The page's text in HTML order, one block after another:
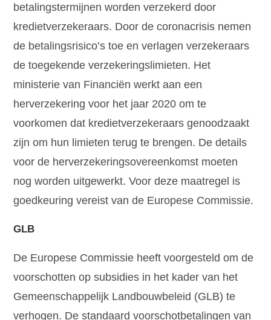
betalingstermijnen worden verzekerd door
kredietverzekeraars. Door de coronacrisis nemen
de betalingsrisico’s toe en verlagen verzekeraars
de toegekende verzekeringslimieten. Het
ministerie van Financiën werkt aan een
herverzekering voor het jaar 2020 om te
voorkomen dat kredietverzekeraars genoodzaakt
zijn om hun limieten terug te brengen. De details
voor de herverzekeringsovereenkomst moeten
nog worden uitgewerkt. Voor deze maatregel is
goedkeuring vereist van de Europese Commissie.
GLB
De Europese Commissie heeft voorgesteld om de
voorschotten op subsidies in het kader van het
Gemeenschappelijk Landbouwbeleid (GLB) te
verhogen. De standaard voorschotbetalingen van